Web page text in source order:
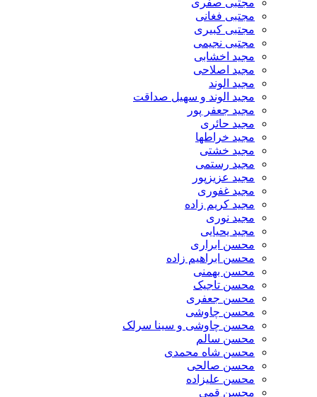
مجتبی فغانی
مجتبی کبیری
مجتبی نجیمی
مجید اخشابی
مجید اصلاحی
مجید الوند‎
مجید الوند و سهیل صداقت
مجید جعفر پور
مجید حائری
مجید خراطها
مجید خشتی
مجید رستمی
مجید عزیزپور
مجید غفوری
مجید کریم زاده
مجید نوری
مجید یحیایی
محسن ابراری
محسن ابراهیم زاده
محسن بهمنی
محسن تاجیک
محسن جعفری
محسن چاوشی
محسن چاوشی و سینا سرلک
محسن سالم
محسن شاه محمدی
محسن صالحی
محسن علیزاده
محسن قمی